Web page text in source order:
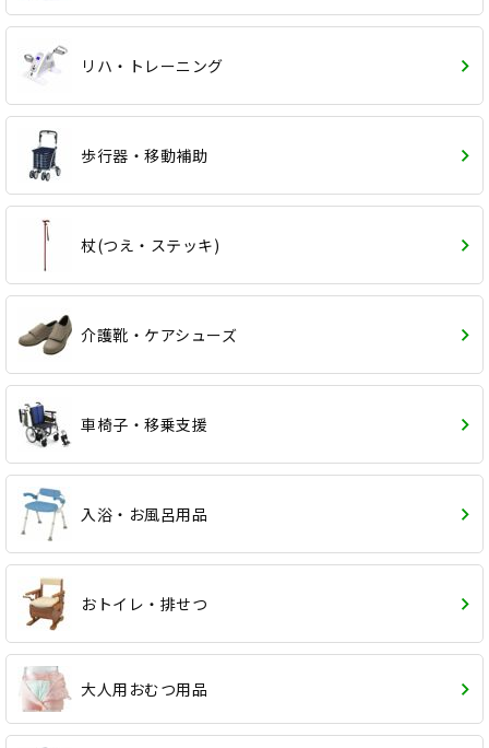
リハ・トレーニング
歩行器・移動補助
杖(つえ・ステッキ)
介護靴・ケアシューズ
車椅子・移乗支援
入浴・お風呂用品
おトイレ・排せつ
大人用おむつ用品